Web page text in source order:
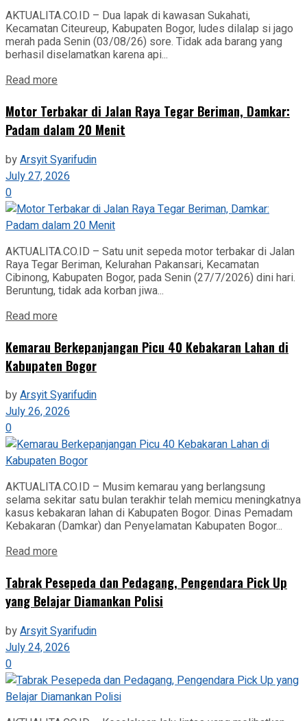
AKTUALITA.CO.ID – Dua lapak di kawasan Sukahati,
Kecamatan Citeureup, Kabupaten Bogor, ludes dilalap si jago
merah pada Senin (03/08/26) sore. Tidak ada barang yang
berhasil diselamatkan karena api...
Read more
Motor Terbakar di Jalan Raya Tegar Beriman, Damkar:
Padam dalam 20 Menit
byArsyit Syarifudin
July 27, 2026
0
AKTUALITA.CO.ID – Satu unit sepeda motor terbakar di Jalan
Raya Tegar Beriman, Kelurahan Pakansari, Kecamatan
Cibinong, Kabupaten Bogor, pada Senin (27/7/2026) dini hari.
Beruntung, tidak ada korban jiwa...
Read more
‎Kemarau Berkepanjangan Picu 40 Kebakaran Lahan di
Kabupaten Bogor
byArsyit Syarifudin
July 26, 2026
0
AKTUALITA.CO.ID – Musim kemarau yang berlangsung
selama sekitar satu bulan terakhir telah memicu meningkatnya
kasus kebakaran lahan di Kabupaten Bogor. Dinas Pemadam
Kebakaran (Damkar) dan Penyelamatan Kabupaten Bogor...
Read more
Tabrak Pesepeda dan Pedagang, Pengendara Pick Up
yang Belajar Diamankan Polisi
byArsyit Syarifudin
July 24, 2026
0